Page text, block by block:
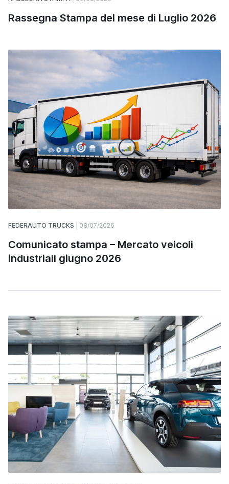
Rassegna Stampa del mese di Luglio 2026
FEDERAUTO TRUCKS 08/07/2026
Comunicato stampa – Mercato veicoli
industriali giugno 2026